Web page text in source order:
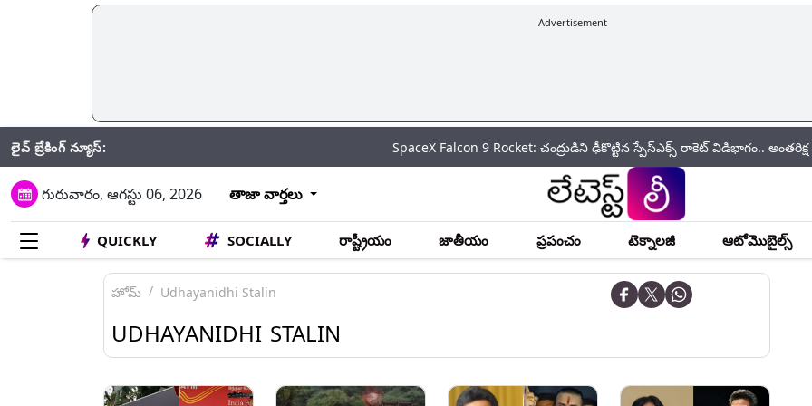
Advertisement
లైవ్ బ్రేకింగ్ న్యూస్: SpaceX Falcon 9 Rocket: చంద్రుడిని ఢీకొట్టిన స్పేస్‌ఎక్స్ రాకెట్ విడిభాగం.. అంతరిక్ష అన్వేషణలో
గురువారం, ఆగస్టు 06, 2026 తాజా వార్తలు
QUICKLY SOCIALLY రాష్ట్రీయం జాతీయం ప్రపంచం టెక్నాలజీ ఆటోమొబైల్స్
హోమ్ Udhayanidhi Stalin
UDHAYANIDHI STALIN